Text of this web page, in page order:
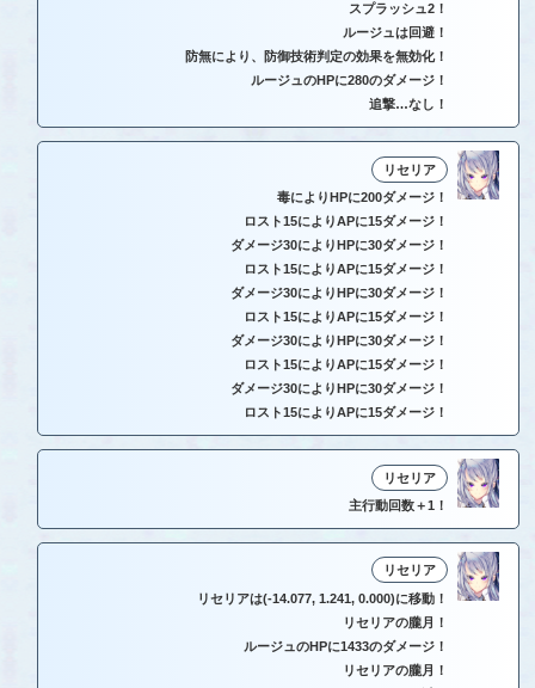
スプラッシュ2！
ルージュは回避！
防無により、防御技術判定の効果を無効化！
ルージュのHPに280のダメージ！
追撃…なし！
リセリア
毒によりHPに200ダメージ！
ロスト15によりAPに15ダメージ！
ダメージ30によりHPに30ダメージ！
ロスト15によりAPに15ダメージ！
ダメージ30によりHPに30ダメージ！
ロスト15によりAPに15ダメージ！
ダメージ30によりHPに30ダメージ！
ロスト15によりAPに15ダメージ！
ダメージ30によりHPに30ダメージ！
ロスト15によりAPに15ダメージ！
リセリア
主行動回数＋1！
リセリア
リセリアは(-14.077, 1.241, 0.000)に移動！
リセリアの朧月！
ルージュのHPに1433のダメージ！
リセリアの朧月！